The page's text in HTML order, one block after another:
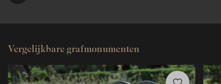
Vergelijkbare grafmonumenten